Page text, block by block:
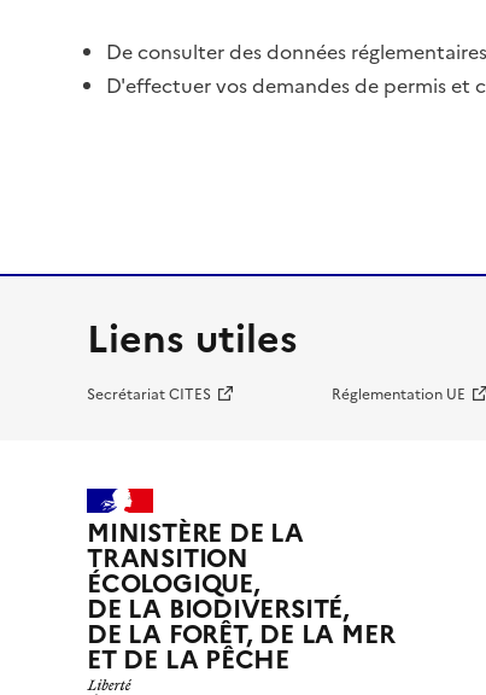
De consulter des données
D'effectuer vos demandes de permis et
Liens utiles
Secrétariat CITES Réglementation UE
MINISTÈRE DE LA
TRANSITION
ÉCOLOGIQUE,
DE LA BIODIVERSITÉ,
DE LA FORÊT, DE LA MER
ET DE LA PÊCHE